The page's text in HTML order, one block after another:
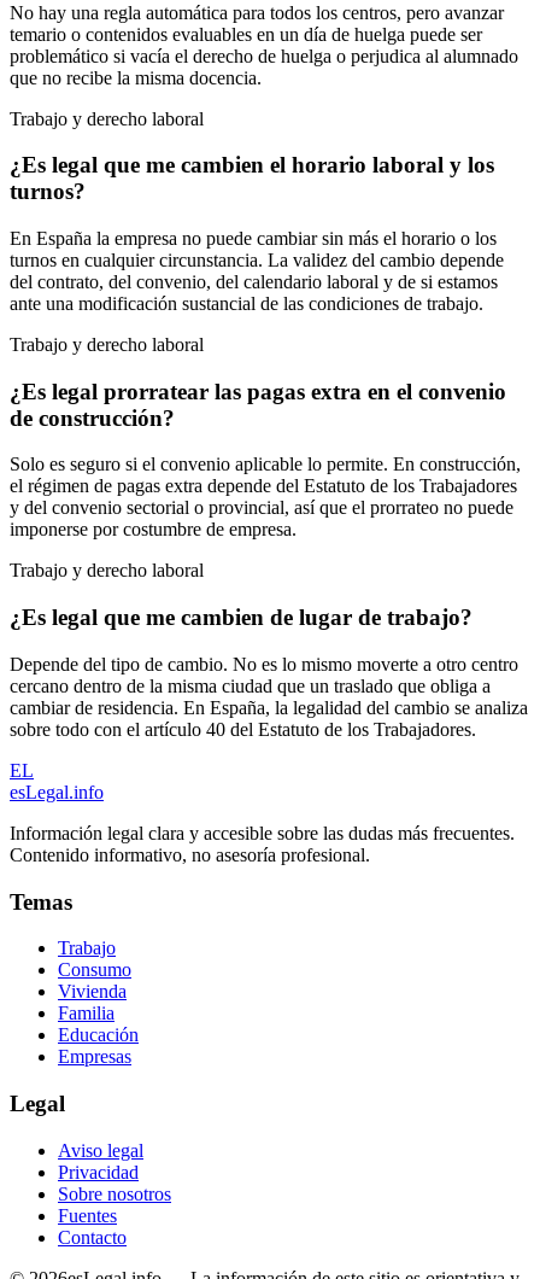
No hay una regla automática para todos los centros, pero avanzar
temario o contenidos evaluables en un día de huelga puede ser
problemático si vacía el derecho de huelga o perjudica al alumnado
que no recibe la misma docencia.
Trabajo y derecho laboral
¿Es legal que me cambien el horario laboral y los
turnos?
En España la empresa no puede cambiar sin más el horario o los
turnos en cualquier circunstancia. La validez del cambio depende
del contrato, del convenio, del calendario laboral y de si estamos
ante una modificación sustancial de las condiciones de trabajo.
Trabajo y derecho laboral
¿Es legal prorratear las pagas extra en el convenio
de construcción?
Solo es seguro si el convenio aplicable lo permite. En construcción,
el régimen de pagas extra depende del Estatuto de los Trabajadores
y del convenio sectorial o provincial, así que el prorrateo no puede
imponerse por costumbre de empresa.
Trabajo y derecho laboral
¿Es legal que me cambien de lugar de trabajo?
Depende del tipo de cambio. No es lo mismo moverte a otro centro
cercano dentro de la misma ciudad que un traslado que obliga a
cambiar de residencia. En España, la legalidad del cambio se analiza
sobre todo con el artículo 40 del Estatuto de los Trabajadores.
EL
esLegal.info
Información legal clara y accesible sobre las dudas más frecuentes.
Contenido informativo, no asesoría profesional.
Temas
Trabajo
Consumo
Vivienda
Familia
Educación
Empresas
Legal
Aviso legal
Privacidad
Sobre nosotros
Fuentes
Contacto